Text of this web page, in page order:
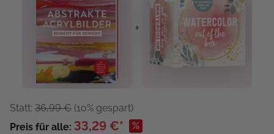
+
Statt: 36,99 € (10% gespart)
Preis für alle: 33,29 €* %